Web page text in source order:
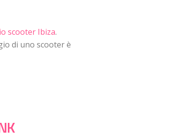
scooter Ibiza.
di uno scooter è